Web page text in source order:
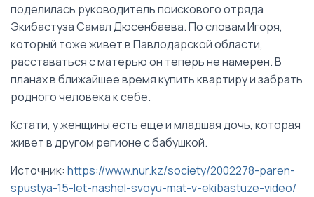
поделилась руководитель поискового отряда
Экибастуза Самал Дюсенбаева. По словам Игоря,
который тоже живет в Павлодарской области,
расставаться с матерью он теперь не намерен. В
планах в ближайшее время купить квартиру и забрать
родного человека к себе.
Кстати, у женщины есть еще и младшая дочь, которая
живет в другом регионе с бабушкой.
Источник: https://www.nur.kz/society/2002278-paren-
spustya-15-let-nashel-svoyu-mat-v-ekibastuze-video/